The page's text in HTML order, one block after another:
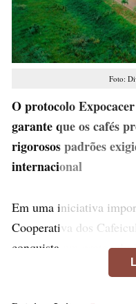
Foto:
O protocolo
garante que os cafés
rigorosos padrões
internacional
Em uma iniciativa
Cooperativa dos
conquista um protocolo
ECO – Expocacer